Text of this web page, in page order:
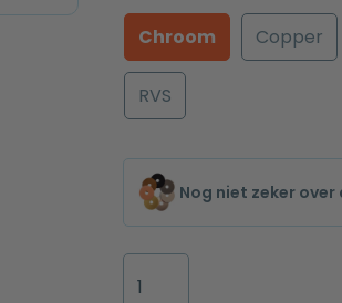
Chroom
Copper
RVS
Nog niet zeker over
inbouw